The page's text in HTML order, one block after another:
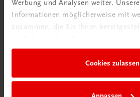
Werbung und Analysen weiter.
Informationen möglicherweise mit
zusammen, die Sie ihnen
Cookies zulassen